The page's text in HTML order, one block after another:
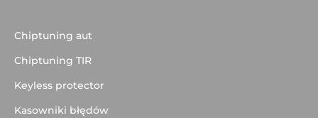
Chiptuning aut
Chiptuning TIR
Keyless protector
Kasowniki błędów